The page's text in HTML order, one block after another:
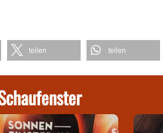
teilen teilen